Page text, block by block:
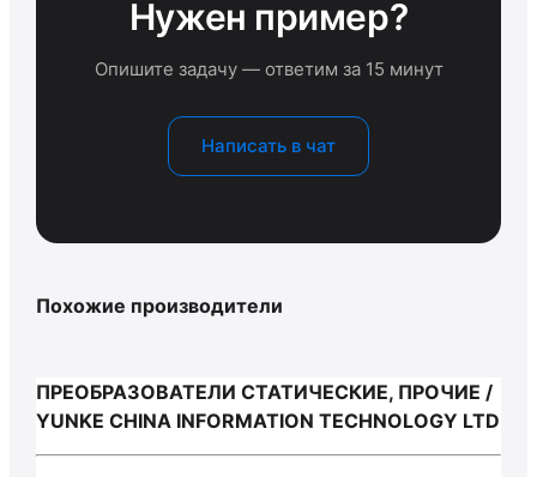
Нужен пример?
Опишите задачу — ответим за 15 минут
Написать в чат
Похожие производители
ПРЕОБРАЗОВАТЕЛИ СТАТИЧЕСКИЕ, ПРОЧИЕ /
YUNKE CHINA INFORMATION TECHNOLOGY LTD